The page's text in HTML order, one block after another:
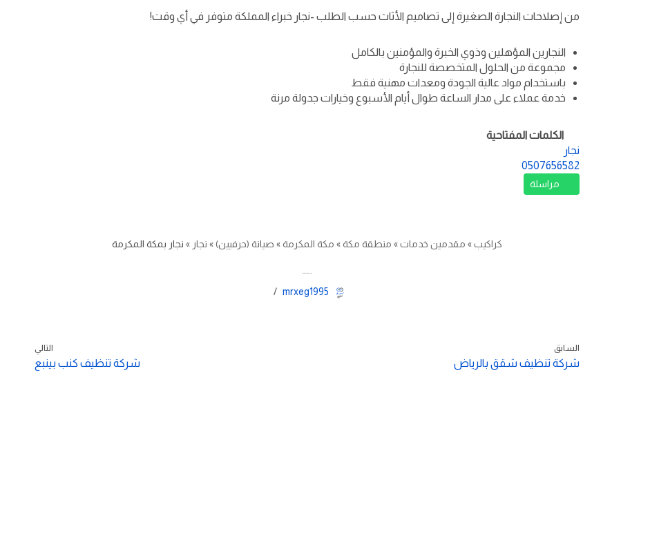
من إصلاحات النجارة الصغيرة إلى تصاميم الأثاث حسب الطلب -نجار خبراء المملكة متوفر في أي وقت!
النجارين المؤهلين وذوي الخبرة والمؤمنين بالكامل
مجموعة من الحلول المتخصصة للنجارة
باستخدام مواد عالية الجودة ومعدات مهنية فقط
خدمة عملاء على مدار الساعة طوال أيام الأسبوع وخيارات جدولة مرنة
الكلمات المفتاحية
نجار
0507656582
مراسلة
كراكيب» مقدمين خدمات» منطقة مكة» مكة المكرمة» صيانة (حرفيين)» نجار » نجار بمكة المكرمة
نجار بمكة المكرمة
mrxeg1995
السابق
شركة تنظيف شقق بالرياض
التالي
شركة تنظيف كنب بينبع